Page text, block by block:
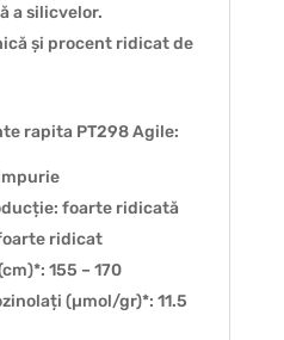
a silicvelor.
și procent ridicat de
rapita PT298 Agile:
foarte ridicată
ridicat
155 – 170
(µmol/gr)*: 11.5